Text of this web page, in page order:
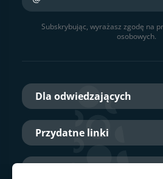
Subskrybując, wyrażasz zgodę na
osobowych.
Dla odwiedzających
Przydatne linki